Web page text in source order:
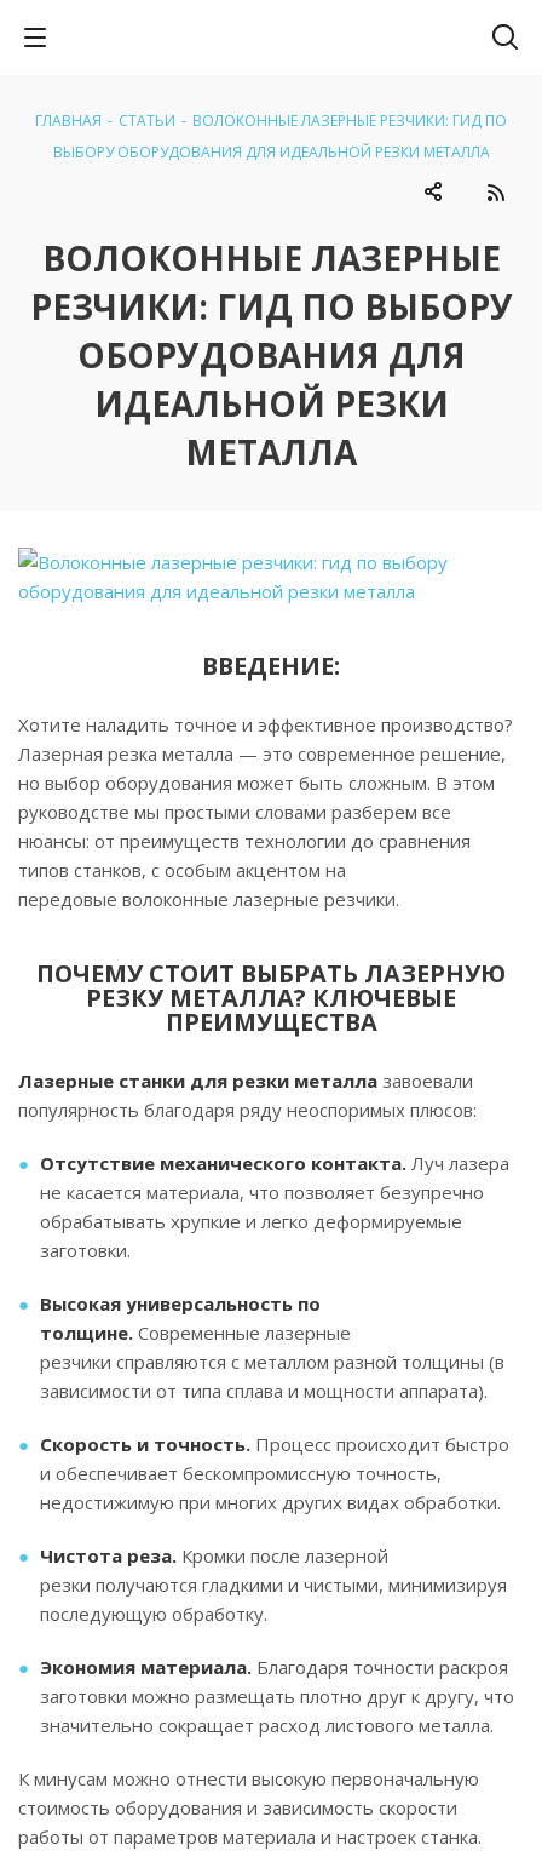
ГЛАВНАЯ - СТАТЬИ - ВОЛОКОННЫЕ ЛАЗЕРНЫЕ РЕЗЧИКИ: ГИД ПО
ВЫБОРУ ОБОРУДОВАНИЯ ДЛЯ ИДЕАЛЬНОЙ РЕЗКИ МЕТАЛЛА
ВОЛОКОННЫЕ ЛАЗЕРНЫЕ
РЕЗЧИКИ: ГИД ПО ВЫБОРУ
ОБОРУДОВАНИЯ ДЛЯ
ИДЕАЛЬНОЙ РЕЗКИ
МЕТАЛЛА
ВВЕДЕНИЕ:
Хотите наладить точное и эффективное производство?
Лазерная резка металла — это современное решение,
но выбор оборудования может быть сложным. В этом
руководстве мы простыми словами разберем все
нюансы: от преимуществ технологии до сравнения
типов станков, с особым акцентом на
передовые волоконные лазерные резчики.
ПОЧЕМУ СТОИТ ВЫБРАТЬ ЛАЗЕРНУЮ
РЕЗКУ МЕТАЛЛА? КЛЮЧЕВЫЕ
ПРЕИМУЩЕСТВА
Лазерные станки для резки металла завоевали
популярность благодаря ряду неоспоримых плюсов:
Отсутствие механического контакта. Луч лазера
не касается материала, что позволяет безупречно
обрабатывать хрупкие и легко деформируемые
заготовки.
Высокая универсальность по
толщине. Современные лазерные
резчики справляются с металлом разной толщины (в
зависимости от типа сплава и мощности аппарата).
Скорость и точность. Процесс происходит быстро
и обеспечивает бескомпромиссную точность,
недостижимую при многих других видах обработки.
Чистота реза. Кромки после лазерной
резки получаются гладкими и чистыми, минимизируя
последующую обработку.
Экономия материала. Благодаря точности раскроя
заготовки можно размещать плотно друг к другу, что
значительно сокращает расход листового металла.
К минусам можно отнести высокую первоначальную
стоимость оборудования и зависимость скорости
работы от параметров материала и настроек станка.